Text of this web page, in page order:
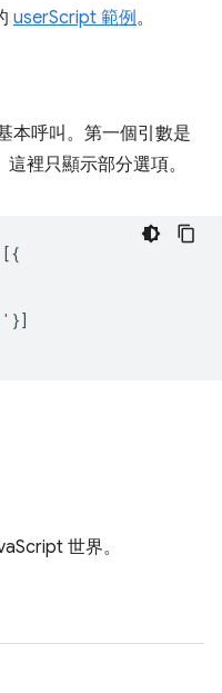
userScript 範例。
本呼叫。第一個引數是
裡只顯示部分選項。
}]
世界。